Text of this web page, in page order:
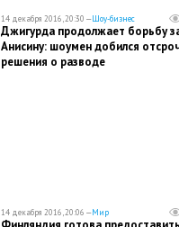
14 декабря 2016, 20:30 —Шоу-бизнес
Джигурда продолжает борьбу
Анисину: шоумен добился
решения о разводе
14 декабря 2016, 20:06 —Мир